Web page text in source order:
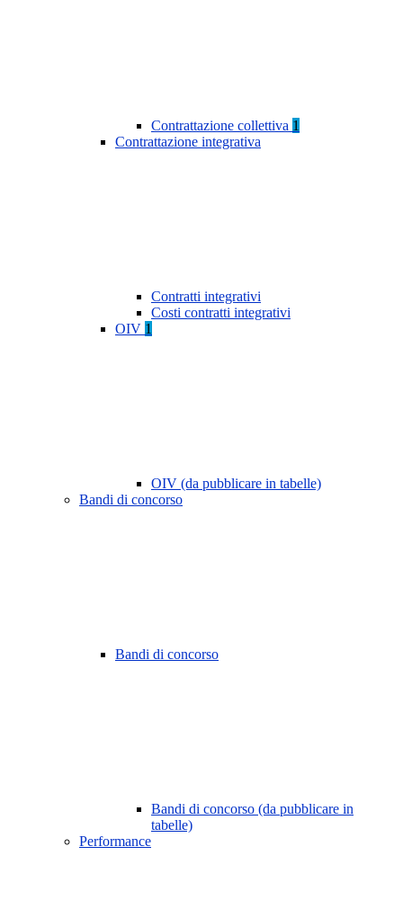
Contrattazione collettiva 1
Contrattazione integrativa
Contratti integrativi
Costi contratti integrativi
OIV 1
OIV (da pubblicare in tabelle)
Bandi di concorso
Bandi di concorso
Bandi di concorso (da pubblicare in
tabelle)
Performance